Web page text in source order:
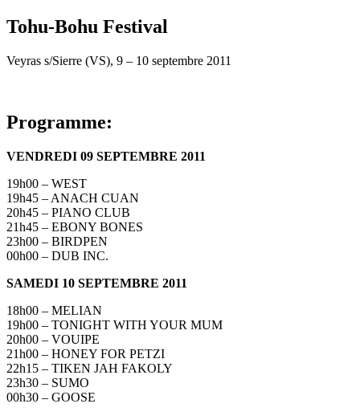
Tohu-Bohu Festival
Veyras s/Sierre (VS), 9 – 10 septembre 2011
Programme:
VENDREDI 09 SEPTEMBRE 2011
19h00 – WEST
19h45 – ANACH CUAN
20h45 – PIANO CLUB
21h45 – EBONY BONES
23h00 – BIRDPEN
00h00 – DUB INC.
SAMEDI 10 SEPTEMBRE 2011
18h00 – MELIAN
19h00 – TONIGHT WITH YOUR MUM
20h00 – VOUIPE
21h00 – HONEY FOR PETZI
22h15 – TIKEN JAH FAKOLY
23h30 – SUMO
00h30 – GOOSE